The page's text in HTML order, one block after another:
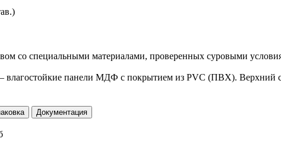
со специальными материалами, проверенных суровыми
влагостойкие панели МДФ с покрытием из PVC (ПВХ). Верхний
Документация